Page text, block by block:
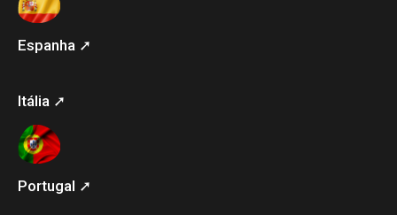
Espanha ➚
Itália ➚
Portugal ➚